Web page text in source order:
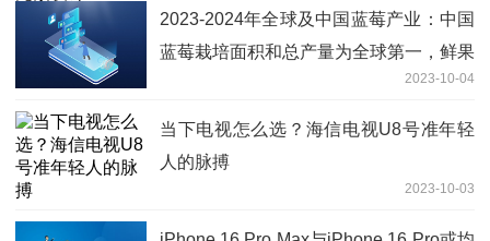
2023-2024年全球及中国蓝莓产业：中国
蓝莓栽培面积和总产量为全球第一，鲜果
占总产量比仅为46.15%排全球第三2023-10-04
当下电视怎么选？海信电视U8号准年轻
人的脉搏
2023-10-03